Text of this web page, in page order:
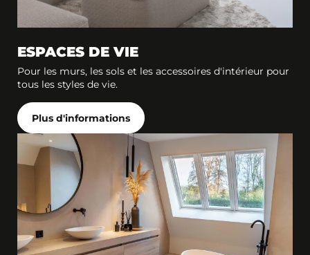
ESPACES DE VIE
Pour les murs, les sols et les accessoires d'intérieur pour
tous les styles de vie.
Plus d'informations